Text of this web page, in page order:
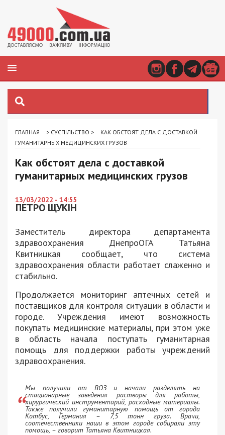
ГЛАВНАЯ > СУСПІЛЬСТВО >
КАК ОБСТОЯТ ДЕЛА С ДОСТАВКОЙ
ГУМАНИТАРНЫХ МЕДИЦИНСКИХ ГРУЗОВ
Как обстоят дела с доставкой
гуманитарных медицинских грузов
13/03/2022 - 14:55
ПЕТРО ЩУКІН
Заместитель директора департамента
здравоохранения ДнепроОГА Татьяна
Квитницкая сообщает, что система
здравоохранения области работает слаженно и
стабильно.
Продолжается мониторинг аптечных сетей и
поставщиков для контроля ситуации в области и
городе. Учреждения имеют возможность
покупать медицинские материалы, при этом уже
в область начала поступать гуманитарная
помощь для поддержки работы учреждений
здравоохранения.
Мы получили от ВОЗ и начали разделять на
стационарные заведения растворы для работы,
хирургический инструментарий, расходные материалы.
Также получили гуманитарную помощь от города
Котбус, Германия – 7,5 тонн груза. Врачи,
соотечественники наши в этом городе собирали эту
помощь, – говорит Татьяна Квитницкая.